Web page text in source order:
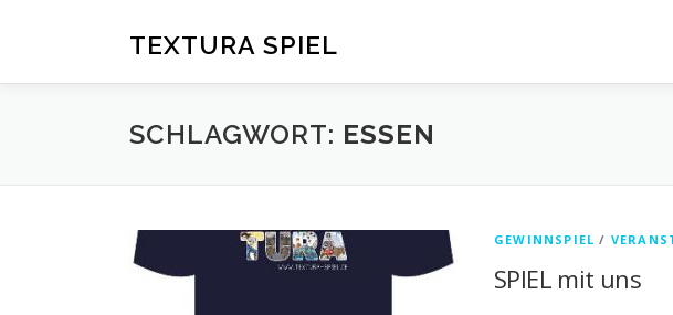
TEXTURA SPIEL
SCHLAGWORT: ESSEN
GEWINNSPIEL /
SPIEL mit uns